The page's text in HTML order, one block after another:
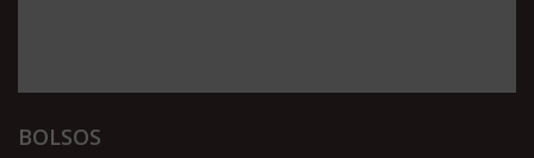
BOLSOS